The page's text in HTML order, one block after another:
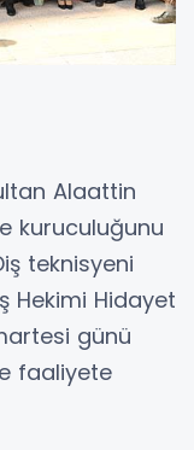
Alaattin
kuruculuğunu
teknisyeni
Hekimi Hidayet
günü
faaliyete